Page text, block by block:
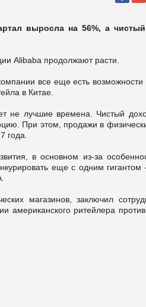
выросла на 56%, а
Alibaba продолжают расти.
все еще есть возможности
в Китае.
не лучшие времена. Чистый
При этом, продажи в
года.
в основном из-за
еще с одним
магазинов, заключил
американского ритейлера против